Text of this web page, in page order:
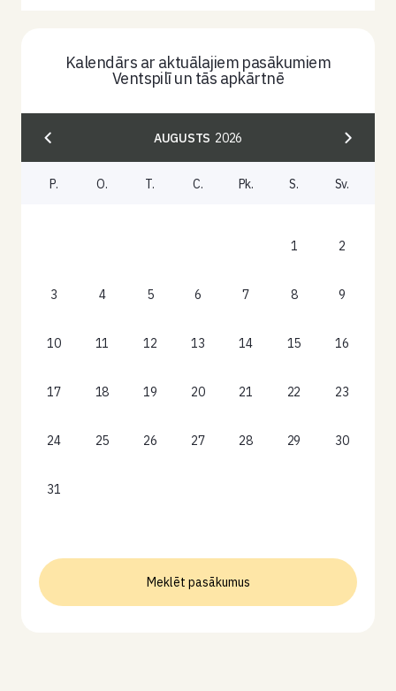
Kalendārs ar aktuālajiem pasākumiem
Ventspilī un tās apkārtnē
AUGUSTS 2026
P. O. T. C. Pk. S. Sv.
1 2
3 4 5 6 7 8 9
10 11 12 13 14 15 16
17 18 19 20 21 22 23
24 25 26 27 28 29 30
31
Meklēt pasākumus